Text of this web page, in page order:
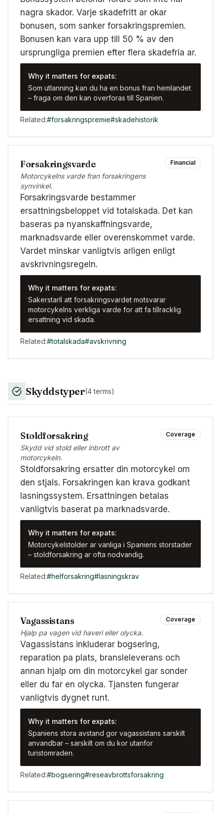
nagra skador. Varje skadefritt ar okar
bonusen, som sanker forsakringspremien.
Bonusen kan vara upp till 50 % av den
ursprungliga premien efter flera skadefria ar.
Why it matters for expats:
Som utlanning kan du ha en bonus fran hemlandet
– fraga om den kan overforas till Spanien.
Related:#forsakringspremie#skadehistorik
Forsakringsvarde
Motorcykelns varde fran forsakringens
synvinkel.
Financial
Forsakringsvarde bestammer
ersattningsbeloppet vid totalskada. Det kan
baseras pa nyanskaffningsvarde,
marknadsvarde eller overenskommet varde.
Vardet minskar vanligtvis arligen enligt
avskrivningsregeln.
Why it matters for expats:
Sakerstarll att forsakringsvardet motsvarar
motorcykelns verkliga varde for att fa tillracklig
ersattning vid skada.
Related:#totalskada#avskrivning
Skyddstyper(4terms)
Stoldforsakring
Skydd vid stold eller inbrott av
motorcykeln.
Coverage
Stoldforsakring ersatter din motorcykel om
den stjals. Forsakringen kan krava godkant
lasningssystem. Ersattningen betalas
vanligtvis baserat pa marknadsvarde.
Why it matters for expats:
Motorcykelstolder ar vanliga i Spaniens storstader
– stoldforsakring ar ofta nodvandig.
Related:#helforsakring#lasningskrav
Vagassistans
Hjalp pa vagen vid haveri eller olycka.
Coverage
Vagassistans inkluderar bogsering,
reparation pa plats, bransleleverans och
annan hjalp om din motorcykel gar sonder
eller du far en olycka. Tjansten fungerar
vanligtvis dygnet runt.
Why it matters for expats:
Spaniens stora avstand gor vagassistans sarskilt
anvandbar – sarskilt om du kor utanfor
turistomraden.
Related:#bogsering#reseavbrottsforsakring